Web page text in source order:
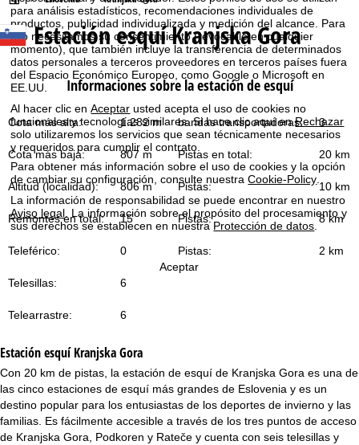
para análisis estadísticos, recomendaciones individuales de
productos, publicidad individualizada y medición del alcance. Para
ello necesitamos su consentimiento (revocable en cualquier
momento), que también incluye la transferencia de determinados
datos personales a terceros proveedores en terceros países fuera
del Espacio Económico Europeo, como Google o Microsoft en
EE.UU.
Al hacer clic enAceptar usted acepta el uso de cookies no
funcionales y tecnologías similares. Si hace clic aquí enRechazar
solo utilizaremos los servicios que sean técnicamente necesarios
y requeridos para cumplir el contrato.
Para obtener más información sobre el uso de cookies y la opción
de cambiar su configuración, consulte nuestraCookie-Policy
La información de responsabilidad se puede encontrar en nuestro
Aviso legal . La información sobre el propósito del procesamiento y
sus derechos se establecen en nuestra Protección de datos
Aceptar
á
g
n
a
p
r
i
p
a
Estación esquíKranjska Gora
Informaciones sobre la estación de esquí
Cota más alta: 1.282 m bandas transportadoras: 3
Cota más baja: 807 m Pistas en total: 20 km
Altitud (localidad): 806 m Pistas: 10 km
Remontes en total: 15 Pistas: 8 km
Teleférico: 0 Pistas: 2 km
Telesillas: 6
Telearrastre: 6
Estación esquíKranjska Gora
Con 20 km de pistas, la estación de esquí de Kranjska Gora es una de
las cinco estaciones de esquí más grandes de Eslovenia y es un
destino popular para los entusiastas de los deportes de invierno y las
familias. Es fácilmente accesible a través de los tres puntos de acceso
de Kranjska Gora, Podkoren y Rateče y cuenta con seis telesillas y